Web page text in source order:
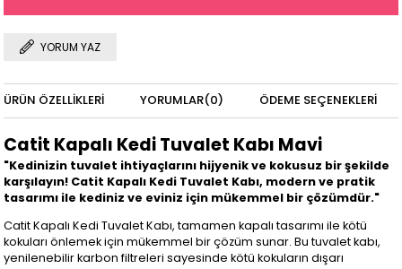
YORUM YAZ
ÜRÜN ÖZELLIKLERI YORUMLAR(0) ÖDEME SEÇENEKLERI
Catit Kapalı Kedi Tuvalet Kabı Mavi
"Kedinizin tuvalet ihtiyaçlarını hijyenik ve kokusuz bir şekilde
karşılayın! Catit Kapalı Kedi Tuvalet Kabı, modern ve pratik
tasarımı ile kediniz ve eviniz için mükemmel bir çözümdür."
Catit Kapalı Kedi Tuvalet Kabı, tamamen kapalı tasarımı ile kötü
kokuları önlemek için mükemmel bir çözüm sunar. Bu tuvalet kabı,
yenilenebilir karbon filtreleri sayesinde kötü kokuların dışarı